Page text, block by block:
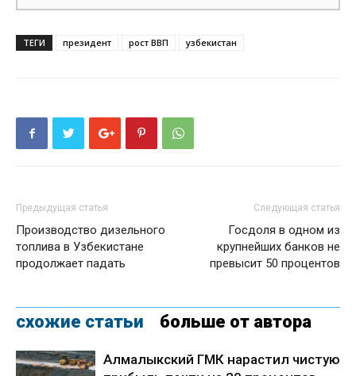
ТЕГИ президент рост ВВП узбекистан
Предыдущая статья
Производство дизельного
топлива в Узбекистане
продолжает падать
Следующая статья
Госдоля в одном из
крупнейших банков не
превысит 50 процентов
схожие статьи больше от автора
Алмалыкский ГМК нарастил чистую